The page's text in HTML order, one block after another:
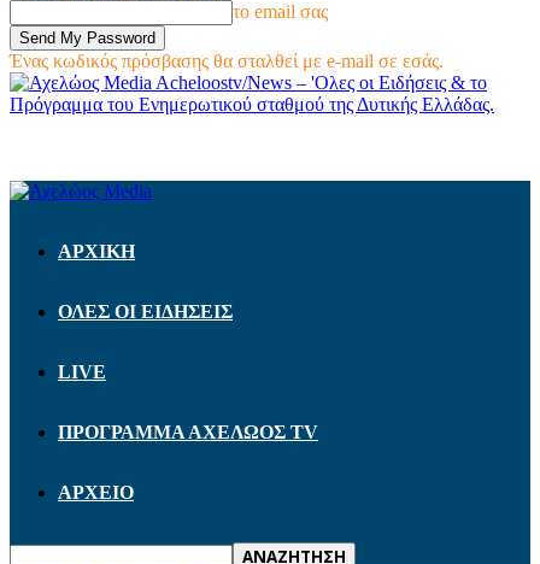
το email σας
Ένας κωδικός πρόσβασης θα σταλθεί με e-mail σε εσάς.
Acheloostv/News – 'Ολες οι Ειδήσεις & το
Πρόγραμμα του Ενημερωτικού σταθμού της Δυτικής Ελλάδας.
ΑΡΧΙΚΗ
ΟΛΕΣ ΟΙ ΕΙΔΗΣΕΙΣ
LIVE
ΠΡΟΓΡΑΜΜΑ ΑΧΕΛΩΟΣ TV
ΑΡΧΕΙΟ